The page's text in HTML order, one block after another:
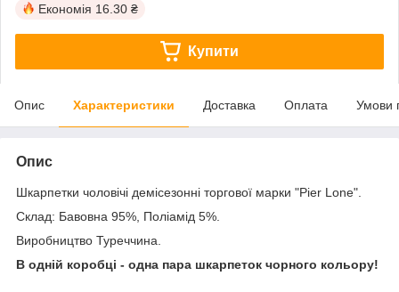
Економія 16.30 ₴
Купити
Опис Характеристики Доставка Оплата Умови
Опис
Шкарпетки чоловічі демісезонні торгової марки "Pier Lone".
Склад: Бавовна 95%, Поліамід 5%.
Виробництво Туреччина.
В одній коробці - одна пара шкарпеток чорного кольору!